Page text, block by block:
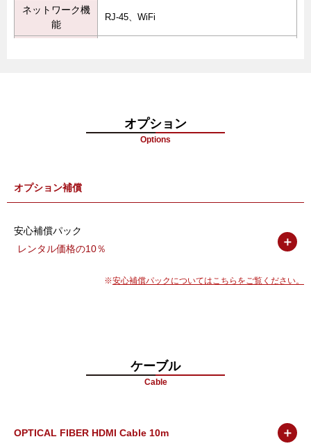
ネットワーク機
能
RJ-45、WiFi
自動再生 AirPlay対応
電源
定格消耗電力 1100W
筐体仕様
保護機能
オプション
Options
オプション補償
安心補償パック
レンタル価格の10％
＋
安心補償パックについてはこちらをご覧ください。
ケーブル
Cable
OPTICAL FIBER HDMI Cable 10m ＋